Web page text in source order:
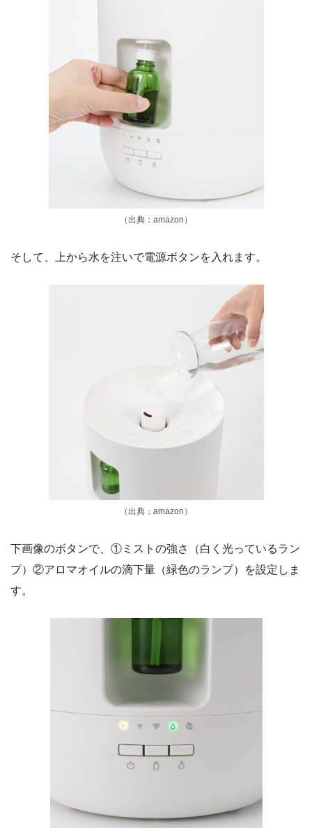
（出典：amazon）
そして、上から水を注いで電源ボタンを入れます。
（出典：amazon）
下画像のボタンで、①ミストの強さ（白く光っているラン
プ）②アロマオイルの滴下量（緑色のランプ）を設定しま
す。